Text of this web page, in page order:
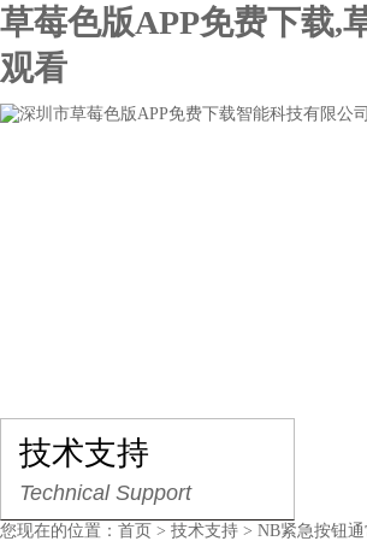
草莓色版APP免费下载,
观看
技术支持
Technical Support
您现在的位置： 首页 > 技术支持 > NB紧急按钮